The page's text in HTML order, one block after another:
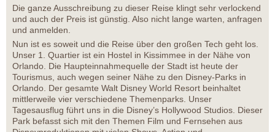
Die ganze Ausschreibung zu dieser Reise klingt sehr verlockend
und auch der Preis ist günstig. Also nicht lange warten, anfragen
und anmelden.
Nun ist es soweit und die Reise über den großen Tech geht los.
Unser 1. Quartier ist ein Hostel in Kissimmee in der Nähe von
Orlando. Die Haupteinnahmequelle der Stadt ist heute der
Tourismus, auch wegen seiner Nähe zu den Disney-Parks in
Orlando. Der gesamte Walt Disney World Resort beinhaltet
mittlerweile vier verschiedene Themenparks. Unser
Tagesausflug führt uns in die Disney’s Hollywood Studios. Dieser
Park befasst sich mit den Themen Film und Fernsehen aus